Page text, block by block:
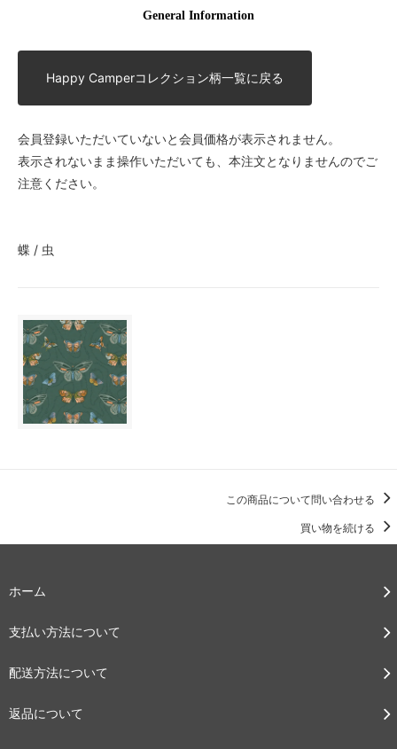
Happy Camperコレクション柄一覧に戻る
会員登録いただいていないと会員価格が表示されません。
表示されないまま操作いただいても、本注文となりませんのでご
注意ください。
蝶 / 虫
この商品について問い合わせる
買い物を続ける
ホーム
支払い方法について
配送方法について
返品について